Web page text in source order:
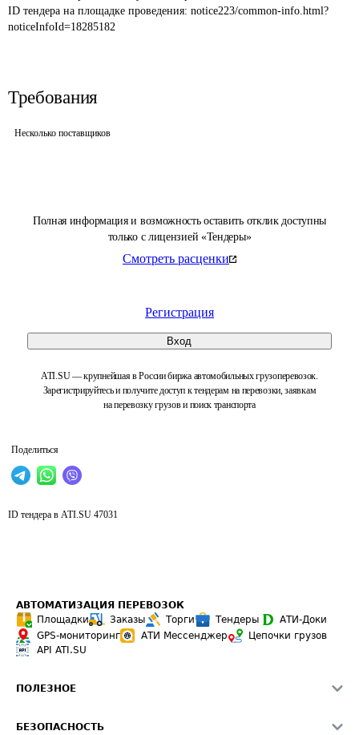
Полная информация и возможность оставить отклик доступны
только с лицензией «Тендеры»
Смотреть расценки
Регистрация
Вход
ATI.SU — крупнейшая в России биржа автомобильных грузоперевозок.
Зарегистрируйтесь и получите доступ к тендерам на перевозки, заявкам
на перевозку грузов и поиск транспорта
Поделиться
ID тендера на площадке проведения: notice223/common-info.html?
noticeInfoId=18285182
Требования
Несколько поставщиков
ID тендера в ATI.SU 47031
АВТОМАТИЗАЦИЯ ПЕРЕВОЗОК
Площадки
Заказы Торги Тендеры
АТИ-Доки
GPS-мониторинг
АТИ Мессенджер
Цепочки грузов
API ATI.SU
ПОЛЕЗНОЕ
БЕЗОПАСНОСТЬ